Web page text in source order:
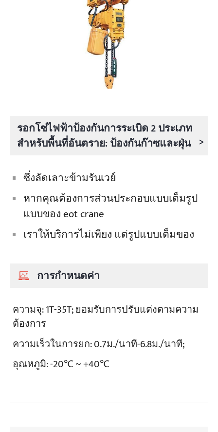
รอกโซ่ไฟฟ้าป้องกันการระเบิด 2 ประเภท
สำหรับพื้นที่อันตราย: ป้องกันก๊าซและฝุ่น >
ซึ่งลัดเลาะข้ามรันเวย์
หากคุณต้องการส่วนประกอบแบบเต็มรูป
แบบของ eot crane
เราให้บริการไม่เพียง แต่รูปแบบเต็มของ
การกำหนดค่า
ความจุ:1T-35T; ยอมรับการปรับแต่งตามความ
ต้องการ
ความเร็วในการยก:0.7ม./นาที-6.8ม./นาที;
อุณหภูมิ:-20℃ ~ +40℃